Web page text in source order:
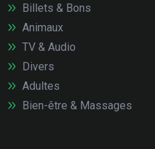
Billets & Bons
Animaux
TV & Audio
Divers
Adultes
Bien-être & Massages